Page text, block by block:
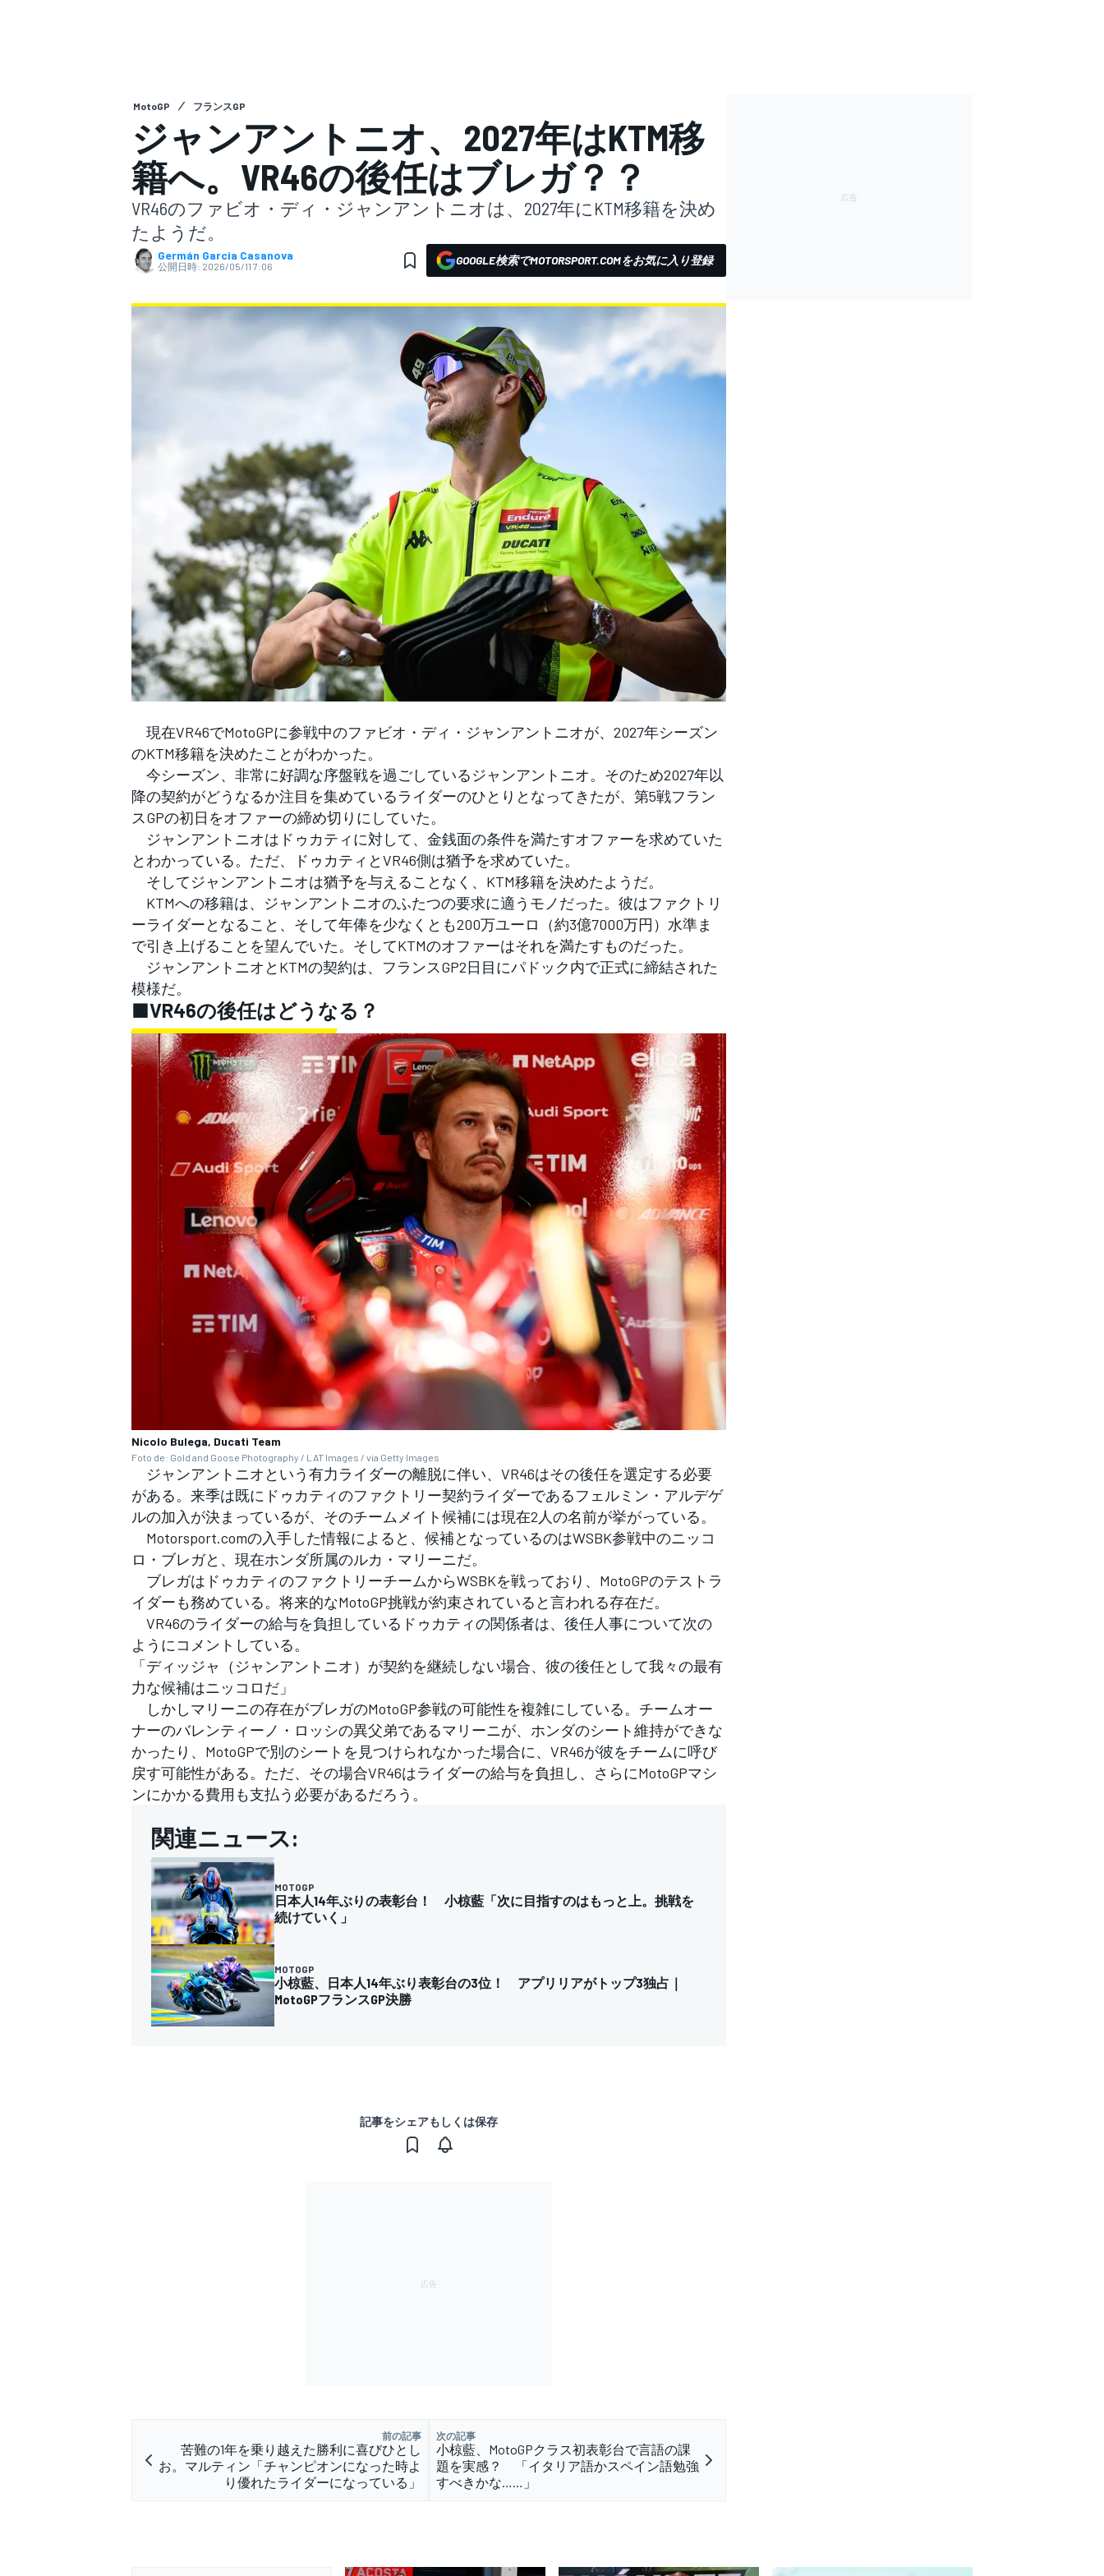
スーパーGT
フォーミュラE
すべてのカテゴリー
MotoGP フランスGP
ジャンアントニオ、2027年はKTM移
籍へ。VR46の後任はブレガ？？
VR46のファビオ・ディ・ジャンアントニオは、2027年にKTM移籍を決め
たようだ。
Germán Garcia Casanova
公開日時: 2026/05/11 7:06 GOOGLE検索でMOTORSPORT.COMをお気に入り登録
現在VR46でMotoGPに参戦中のファビオ・ディ・ジャンアントニオが、2027年シーズン
のKTM移籍を決めたことがわかった。
今シーズン、非常に好調な序盤戦を過ごしているジャンアントニオ。そのため2027年以
降の契約がどうなるか注目を集めているライダーのひとりとなってきたが、第5戦フラン
スGPの初日をオファーの締め切りにしていた。
ジャンアントニオはドゥカティに対して、金銭面の条件を満たすオファーを求めていた
とわかっている。ただ、ドゥカティとVR46側は猶予を求めていた。
そしてジャンアントニオは猶予を与えることなく、KTM移籍を決めたようだ。
KTMへの移籍は、ジャンアントニオのふたつの要求に適うモノだった。彼はファクトリ
ーライダーとなること、そして年俸を少なくとも200万ユーロ（約3億7000万円）水準ま
で引き上げることを望んでいた。そしてKTMのオファーはそれを満たすものだった。
ジャンアントニオとKTMの契約は、フランスGP2日目にパドック内で正式に締結された
模様だ。
■VR46の後任はどうなる？
Nicolo Bulega, Ducati Team
Foto de: Gold and Goose Photography / LAT Images / via Getty Images
ジャンアントニオという有力ライダーの離脱に伴い、VR46はその後任を選定する必要
がある。来季は既にドゥカティのファクトリー契約ライダーであるフェルミン・アルデゲ
ルの加入が決まっているが、そのチームメイト候補には現在2人の名前が挙がっている。
Motorsport.comの入手した情報によると、候補となっているのはWSBK参戦中のニッコ
ロ・ブレガと、現在ホンダ所属のルカ・マリーニだ。
ブレガはドゥカティのファクトリーチームからWSBKを戦っており、MotoGPのテストラ
イダーも務めている。将来的なMotoGP挑戦が約束されていると言われる存在だ。
VR46のライダーの給与を負担しているドゥカティの関係者は、後任人事について次の
ようにコメントしている。
「ディッジャ（ジャンアントニオ）が契約を継続しない場合、彼の後任として我々の最有
力な候補はニッコロだ」
しかしマリーニの存在がブレガのMotoGP参戦の可能性を複雑にしている。チームオー
ナーのバレンティーノ・ロッシの異父弟であるマリーニが、ホンダのシート維持ができな
かったり、MotoGPで別のシートを見つけられなかった場合に、VR46が彼をチームに呼び
戻す可能性がある。ただ、その場合VR46はライダーの給与を負担し、さらにMotoGPマシ
ンにかかる費用も支払う必要があるだろう。
関連ニュース:
MOTOGP
日本人14年ぶりの表彰台！ 小椋藍「次に目指すのはもっと上。挑戦を
続けていく」
MOTOGP
小椋藍、日本人14年ぶり表彰台の3位！ アプリリアがトップ3独占｜
MotoGPフランスGP決勝
記事をシェアもしくは保存
前の記事
苦難の1年を乗り越えた勝利に喜びひとし
お。マルティン「チャンピオンになった時よ
り優れたライダーになっている」
次の記事
小椋藍、MotoGPクラス初表彰台で言語の課
題を実感？ 「イタリア語かスペイン語勉強
すべきかな……」